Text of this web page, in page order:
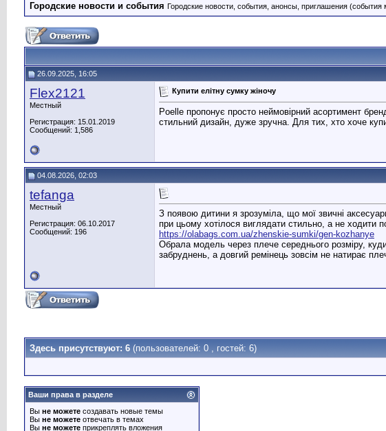
Городские новости и события Городские новости, события, анонсы, приглашения (события
26.09.2025, 16:05
Flex2121
Местный
Регистрация: 15.01.2019
Сообщений: 1,586
Купити елітну сумку жіночу
Poelle пропонує просто неймовірний асортимент
стильний дизайн, дуже зручна. Для тих, хто хоче
04.08.2026, 02:03
tefanga
Местный
Регистрация: 06.10.2017
Сообщений: 196
З появою дитини я зрозуміла, що мої звичні
при цьому хотілося виглядати стильно, а не ходити
https://olabags.com.ua/zhenskie-sumki/gen-kozhanye
Обрала модель через плече середнього розміру,
забруднень, а довгий ремінець зовсім не натирає
Здесь присутствуют: 6 (пользователей: 0 , гостей: 6)
Ваши права в разделе
Вы не можете создавать новые темы
Вы не можете отвечать в темах
Вы не можете прикреплять вложения